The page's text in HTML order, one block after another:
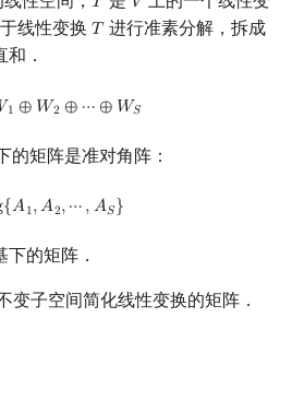
𝑇
T 𝑉
V
线性变换𝑇
T 进行准素分解，拆成
和．
1 ⊕ 𝑊2 ⊕ ⋯⊕ 𝑊𝑆
1 ⊕W2⊕⋯⊕ WS
的矩阵是准对角阵：
{𝐴1,𝐴2,⋯,𝐴𝑆}
{ A A 2 ⋯ S }
下的矩阵．
变子空间简化线性变换的矩阵．